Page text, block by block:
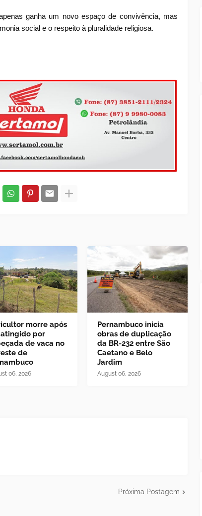
ganha um novo espaço de convivência, mas
social e o respeito à pluralidade religiosa.
morre após
por
de vaca no
de
06, 2026
Pernambuco inicia
obras de duplicação
da BR-232 entre São
Caetano e Belo
Jardim
August 06, 2026
Próxima Postagem